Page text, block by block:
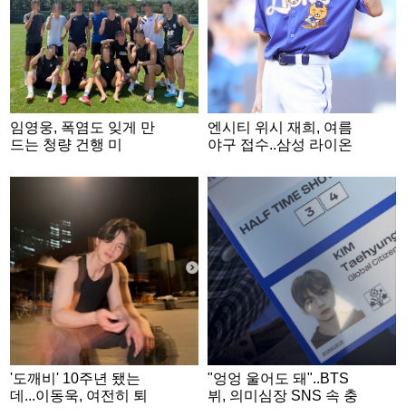
임영웅, 폭염도 잊게 만
드는 청량 건행 미
엔시티 위시 재희, 여름
야구 접수..삼성 라이온
'도깨비' 10주년 됐는
데...이동욱, 여전히 퇴
"엉엉 울어도 돼"..BTS
뷔, 의미심장 SNS 속 충